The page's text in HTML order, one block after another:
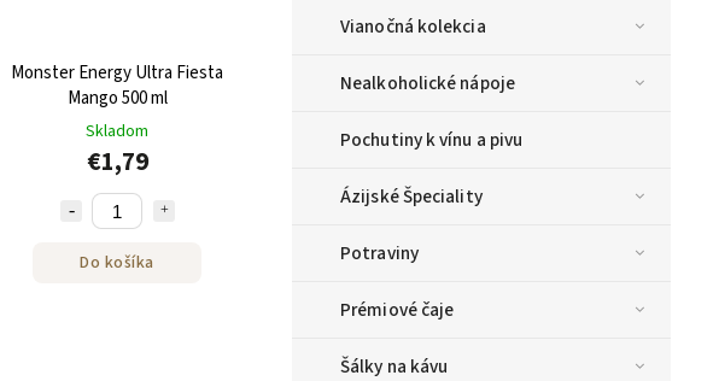
Vianočná kolekcia
Nealkoholické nápoje
Pochutiny k vínu a pivu
Ázijské Špeciality
Potraviny
Prémiové čaje
Šálky na kávu
Monster Energy Ultra Fiesta
Mango 500 ml
Skladom
€1,79
Do košíka